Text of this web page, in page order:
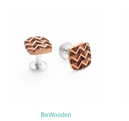
BeWooden